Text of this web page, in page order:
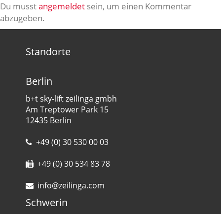
Du musstangemeldet sein, um einen Kommentar
abzugeben.
Standorte
Berlin
b+t sky-lift zeilinga gmbh
Am Treptower Park 15
12435 Berlin
+49 (0) 30 530 00 03
+49 (0) 30 534 83 78
info@zeilinga.com
Schwerin